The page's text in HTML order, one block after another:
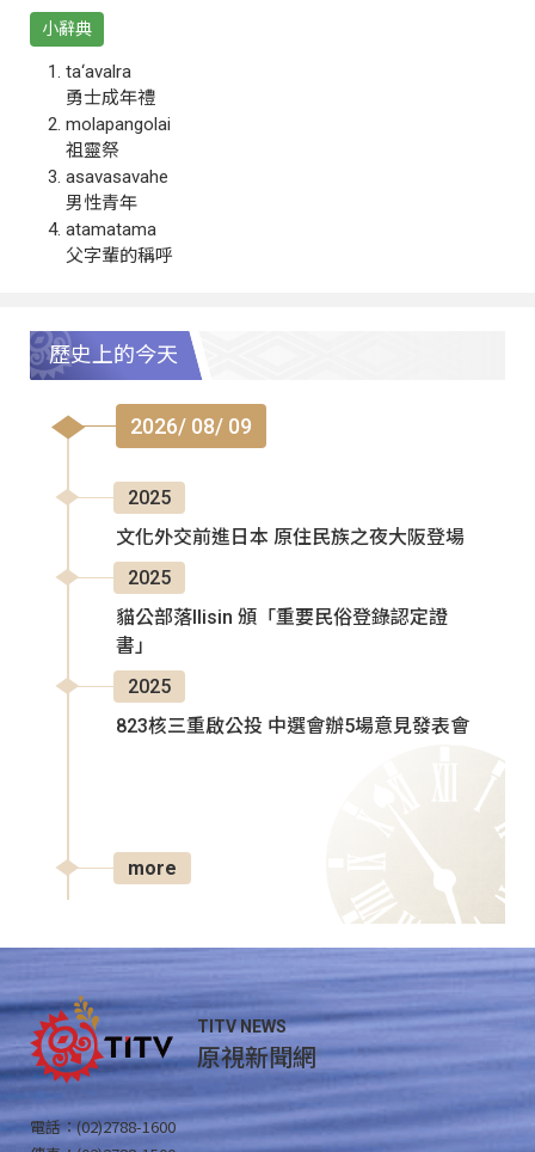
小辭典
ta‘avalra
勇士成年禮
molapangolai
祖靈祭
asavasavahe
男性青年
atamatama
父字輩的稱呼
歷史上的今天
2026/ 08/ 09
2025
文化外交前進日本 原住民族之夜大阪登場
2025
貓公部落Ilisin 頒「重要民俗登錄認定證
書」
2025
823核三重啟公投 中選會辦5場意見發表會
more
TITV NEWS
原視新聞網
電話：(02)2788-1600